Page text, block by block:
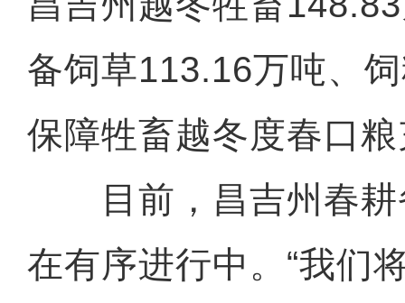
备饲草113.16万吨、
保障牲畜越冬度春口
目前，昌吉州春耕
在有序进行中。“我们